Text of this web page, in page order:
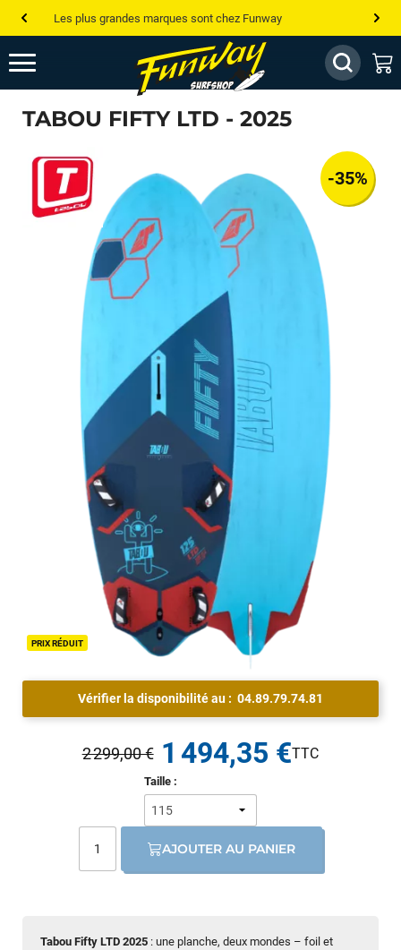
Les plus grandes marques sont chez Funway
Jusqu’à -75% de remise sur le windsurf, wingfoil, etc...
💰 Meilleur prix garanti — Moins cher ailleurs ? On s’aligne !
Besoin de conseils de pro ? Appelle nous !
TABOU FIFTY LTD - 2025
PRIX RÉDUIT
-35%
Tabou Fifty LTD 2025 : une planche, deux mondes – foil et
Vérifier la disponibilité au : 04.89.79.74.81
Taille :
2 299,00 € 1 494,35 €
AJOUTER AU PANIER